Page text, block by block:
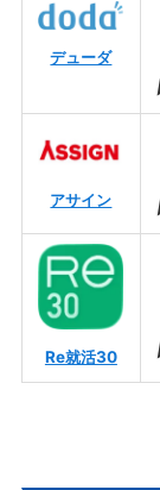
デューダ
アサイン
Re就活30